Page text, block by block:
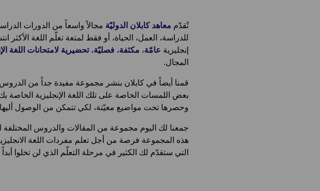
تُقدّم معاهد كابلان الدوليّة مجالاً واسعاً من الدورات
للدراسة، العمل، الحياة، أو فقط لمتعة تعلّم اللغة
إنجليزية عامّة، مكثفة، فصليّة،تحضيرية لامتحانات اللغة
المجال.
قمنا أيضاً في كابلان بنشر مجموعة مفيدة جداً من
بعض اللمسات الخاصة على تلك اللغة الإنجليزية الخاصة
وحصرها تحت مواضيع معيّنة، لكي تتمكن من الوصول
جمعنا لك اليوم مجموعة من المقالات والدروس
هذه المجموعة فرصة من أجل تعلم مفردات اللغة
التي ستقدّم لك الكثير في مرحلة التعلّم الذي لن تخلوا